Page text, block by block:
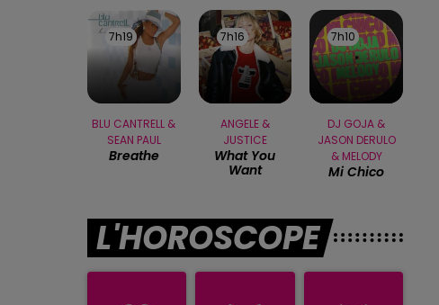
7h19
7h19
BLU CANTRELL &
SEAN PAUL
Breathe
7h16
7h16
ANGELE &
JUSTICE
What You
Want
7h10
7h10
DJ GOJA &
JASON DERULO
& MELODY
Mi Chico
L'HOROSCOPE